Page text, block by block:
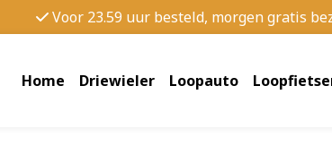
Voor 23.59 uur besteld, morgen gratis
Home Driewieler Loopauto